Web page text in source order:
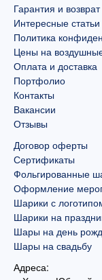
Гарантия и возврат
Интересные статьи
Политика
Цены на
Оплата и доставка
Портфолио
Контакты
Вакансии
Отзывы
Договор оферты
Сертификаты
Фольгированные
Оформление
Шарики с
Шарики на
Шары на день
Шары на свадьбу
Адреса: